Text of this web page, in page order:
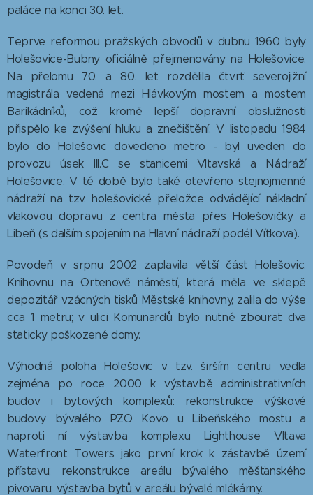
paláce na konci 30. let.
Teprve reformou pražských obvodů v dubnu 1960 byly
Holešovice-Bubny oficiálně přejmenovány na Holešovice.
Na přelomu 70. a 80. let rozdělila čtvrť severojižní
magistrála vedená mezi Hlávkovým mostem a mostem
Barikádníků, což kromě lepší dopravní obslužnosti
přispělo ke zvýšení hluku a znečištění. V listopadu 1984
bylo do Holešovic dovedeno metro - byl uveden do
provozu úsek III.C se stanicemi Vltavská a Nádraží
Holešovice. V té době bylo také otevřeno stejnojmenné
nádraží na tzv. holešovické přeložce odvádějící nákladní
vlakovou dopravu z centra města přes Holešovičky a
Libeň (s dalším spojením na Hlavní nádraží podél Vítkova).
Povodeň v srpnu 2002 zaplavila větší část Holešovic.
Knihovnu na Ortenově náměstí, která měla ve sklepě
depozitář vzácných tisků Městské knihovny, zalila do výše
cca 1 metru; v ulici Komunardů bylo nutné zbourat dva
staticky poškozené domy.
Výhodná poloha Holešovic v tzv. širším centru vedla
zejména po roce 2000 k výstavbě administrativních
budov i bytových komplexů: rekonstrukce výškové
budovy bývalého PZO Kovo u Libeňského mostu a
naproti ní výstavba komplexu Lighthouse Vltava
Waterfront Towers jako první krok k zástavbě území
přístavu; rekonstrukce areálu bývalého měšťanského
pivovaru; výstavba bytů v areálu bývalé mlékárny.